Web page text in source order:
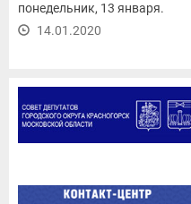
понедельник, 13 января.
14.01.2020